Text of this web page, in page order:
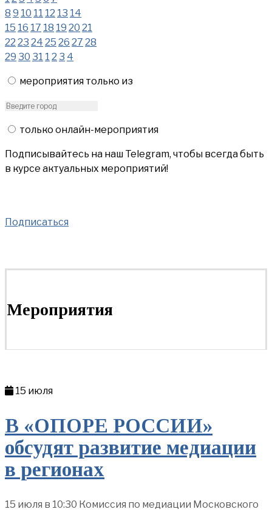
8 9 10 11 12 13 14
15 16 17 18 19 20 21
22 23 24 25 26 27 28
29 30 31 1 2 3 4
мероприятия только из
только онлайн-мероприятия
Подписывайтесь на наш Telegram, чтобы всегда быть
в курсе актуальных мероприятий!
Подписаться
Мероприятия
15 июля
В «ОПОРЕ РОССИИ»
обсудят развитие медиации
в регионах
15 июля в 10:30 Комиссия по медиации Московского